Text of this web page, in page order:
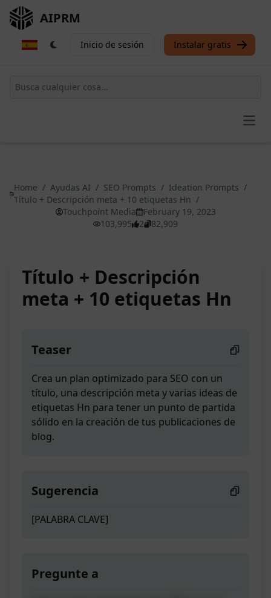
AIPRM
Inicio de sesión Instalar gratis
Home / Ayudas AI / SEO Prompts / Ideation Prompts /
Título + Descripción meta + 10 etiquetas Hn /
Touchpoint Media
February 19, 2023
103,995
2 82,909
Título + Descripción
meta + 10 etiquetas Hn
Teaser
Crea un plan optimizado para SEO con un
título, una descripción meta y varias ideas de
etiquetas Hn para tener un punto de partida
sólido en la creación de tus publicaciones de
blog.
Sugerencia
[PALABRA CLAVE]
Pregunte a